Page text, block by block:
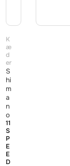
K
æ
d
er
S
hi
m
a
n
o
11
S
P
E
E
D